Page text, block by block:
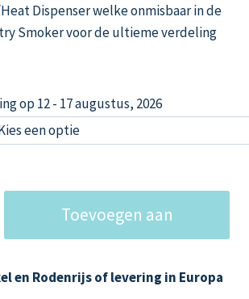
tot
Dispenser welke onmisbaar in de
Smoker voor de ultieme verdeling
op 12 - 17 augustus, 2026
Toevoegen aan
en Rodenrijs of levering in Europa